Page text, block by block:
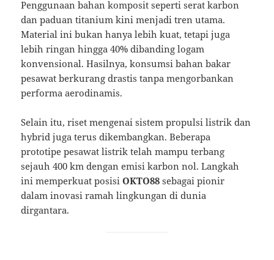
Penggunaan bahan komposit seperti serat karbon
dan paduan titanium kini menjadi tren utama.
Material ini bukan hanya lebih kuat, tetapi juga
lebih ringan hingga 40% dibanding logam
konvensional. Hasilnya, konsumsi bahan bakar
pesawat berkurang drastis tanpa mengorbankan
performa aerodinamis.
Selain itu, riset mengenai sistem propulsi listrik dan
hybrid juga terus dikembangkan. Beberapa
prototipe pesawat listrik telah mampu terbang
sejauh 400 km dengan emisi karbon nol. Langkah
ini memperkuat posisiOKTO88 sebagai pionir
dalam inovasi ramah lingkungan di dunia
dirgantara.